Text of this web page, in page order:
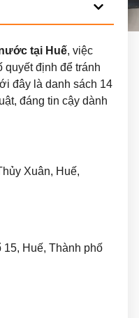
tại Huế, việc
quyết định để tránh
đây là danh sách 14
đáng tin cậy dành
Xuân, Huế,
Huế, Thành phố